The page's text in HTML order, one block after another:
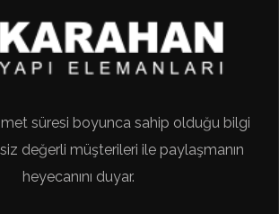
süresi boyunca sahip olduğu bilgi
değerli müşterileri ile paylaşmanın
heyecanını duyar.